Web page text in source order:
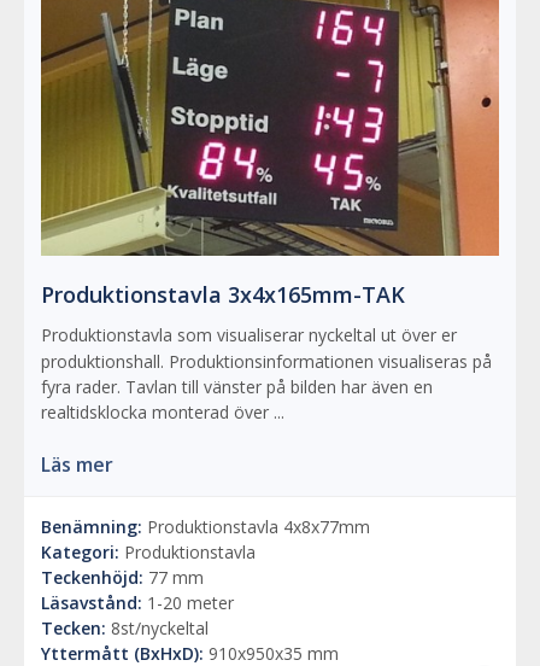
Produktionstavla 3x4x165mm-TAK
Produktionstavla som visualiserar nyckeltal ut över er
produktionshall. Produktionsinformationen visualiseras på
fyra rader. Tavlan till vänster på bilden har även en
realtidsklocka monterad över ...
Läs mer
Benämning: Produktionstavla 4x8x77mm
Kategori: Produktionstavla
Teckenhöjd: 77 mm
Läsavstånd: 1-20 meter
Tecken: 8st/nyckeltal
Yttermått (BxHxD): 910x950x35 mm